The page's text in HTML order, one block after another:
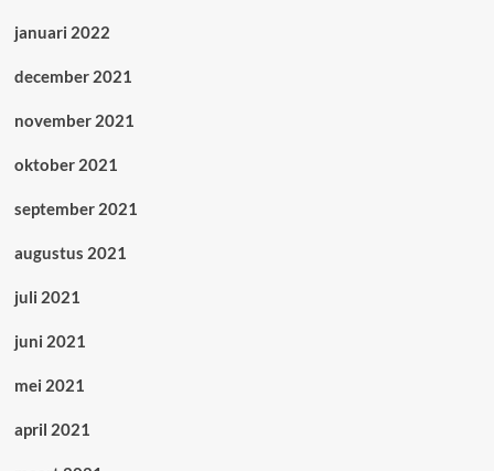
januari 2022
december 2021
november 2021
oktober 2021
september 2021
augustus 2021
juli 2021
juni 2021
mei 2021
april 2021